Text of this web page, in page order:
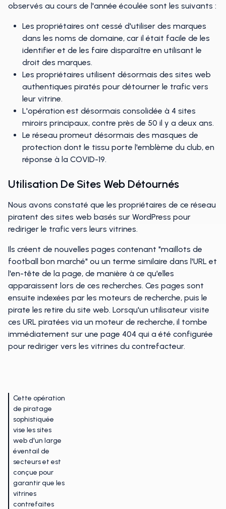
observés au cours de l'année écoulée sont les suivants :
Les propriétaires ont cessé d'utiliser des marques
dans les noms de domaine, car il était facile de les
identifier et de les faire disparaître en utilisant le
droit des marques.
Les propriétaires utilisent désormais des sites web
authentiques piratés pour détourner le trafic vers
leur vitrine.
L'opération est désormais consolidée à 4 sites
miroirs principaux, contre près de 50 il y a deux ans.
Le réseau promeut désormais des masques de
protection dont le tissu porte l'emblème du club, en
réponse à la COVID-19.
Utilisation De Sites Web Détournés
Nous avons constaté que les propriétaires de ce réseau
piratent des sites web basés sur WordPress pour
rediriger le trafic vers leurs vitrines.
Ils créent de nouvelles pages contenant "maillots de
football bon marché" ou un terme similaire dans l'URL et
l'en-tête de la page, de manière à ce qu'elles
apparaissent lors de ces recherches. Ces pages sont
ensuite indexées par les moteurs de recherche, puis le
pirate les retire du site web. Lorsqu'un utilisateur visite
ces URL piratées via un moteur de recherche, il tombe
immédiatement sur une page 404 qui a été configurée
pour rediriger vers les vitrines du contrefacteur.
Cette opération
de piratage
sophistiquée
vise les sites
web d'un large
éventail de
secteurs et est
conçue pour
garantir que les
vitrines
contrefaites